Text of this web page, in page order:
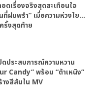
ดเรื่องจริงสุดสะเทือนใจ
ที่ฝนพรำ” เมื่อความห่วงใย…
รั้งสุดท้าย
ดประสบการณ์ความหวาน
Candy” พร้อม “ต้าเหนิง”
างสีสันใน MV